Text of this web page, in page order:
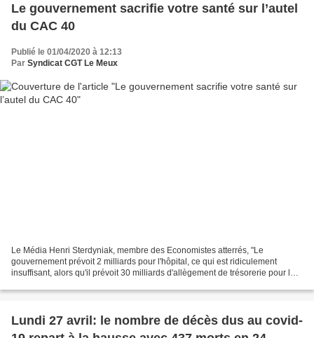
Le gouvernement sacrifie votre santé sur l’autel
du CAC 40
Publié le 01/04/2020 à 12:13
Par Syndicat CGT Le Meux
Le Média Henri Sterdyniak, membre des Economistes atterrés, "Le
gouvernement prévoit 2 milliards pour l'hôpital, ce qui est ridiculement
insuffisant, alors qu'il prévoit 30 milliards d'allègement de trésorerie pour le...
Lundi 27 avril: le nombre de décès dus au covid-